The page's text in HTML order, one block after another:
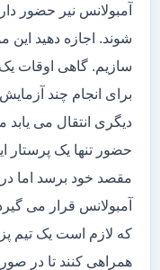
آمبولانس نیر حضور
شوند. اجازه دهید این
سازیم. گاهی اوقات
برای انجام چند
دیگری انتقال می یابد
حضور تنها یک
مقصد خود برسد اما در
آمبولانس قرار می
که لازم است یک تیم
همراهی کنند تا در